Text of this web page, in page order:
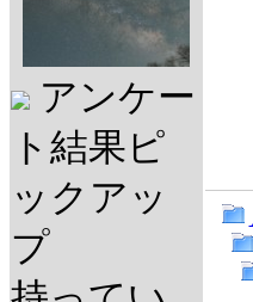
アンケー
ト結果ピ
ックアッ
プ